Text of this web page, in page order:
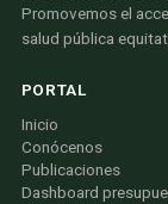
Promovemos el
salud pública
PORTAL
Inicio
Conócenos
Publicaciones
Dashboard